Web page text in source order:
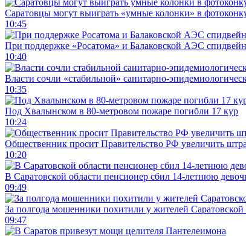
Саратовцы могут выиграть «умные колонки» в
10:45
При поддержке «Росатома» и Балаковской АЭС
10:40
Власти сочли «стабильной» санитарно-
10:35
Под Хвалынском в 80-метровом пожаре погибли 17 кур
10:24
Общественник просит Правительство РФ увеличить
10:20
В Саратовской области пенсионер сбил 14-летнюю
09:49
За полгода мошенники похитили у жителей Саратовской
09:47